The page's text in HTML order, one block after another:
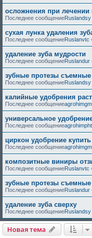
осложнения при лечении
Последнее сообщениеRuslandsy
сухая лунка удаления
Последнее сообщениеRuslanvtc
удаление зуба мудрости
Последнее сообщениеRuslandur
зубные протезы
Последнее сообщениеRuslandsy
калийные удобрения
Последнее сообщение
универсальное
Последнее сообщениеagrohimpht
циркон удобрение купить
Последнее сообщение
композитные виниры
Последнее сообщениеRuslanvtc
зубные протезы съемные
Последнее сообщениеRuslandur
удаление зуба сверху
Последнее сообщениеRuslandsy
Новая тема